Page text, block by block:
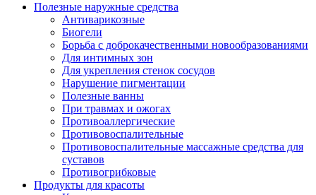
Полезные наружные средства
Антиварикозные
Биогели
Борьба с доброкачественными новообразованиями
Для интимных зон
Для укрепления стенок сосудов
Нарушение пигментации
Полезные ванны
При травмах и ожогах
Противоаллергические
Противовоспалительные
Противовоспалительные массажные средства для
суставов
Противогрибковые
Продукты для красоты